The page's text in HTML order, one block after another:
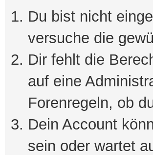
Du bist nicht
versuche die
Dir fehlt die
auf eine
Forenregeln, ob
Dein Account
sein oder wartet